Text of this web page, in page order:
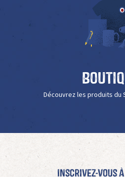
Découvrez les produits du
Inscrivez-vous